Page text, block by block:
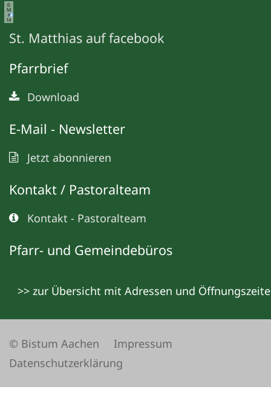
©
M
e
ta
St. Matthias auf facebook
Pfarrbrief
Download
E-Mail - Newsletter
Jetzt abonnieren
Kontakt / Pastoralteam
Kontakt - Pastoralteam
Pfarr- und Gemeindebüros
>> zur Übersicht mit Adressen und
© Bistum Aachen
Impressum
Datenschutzerklärung